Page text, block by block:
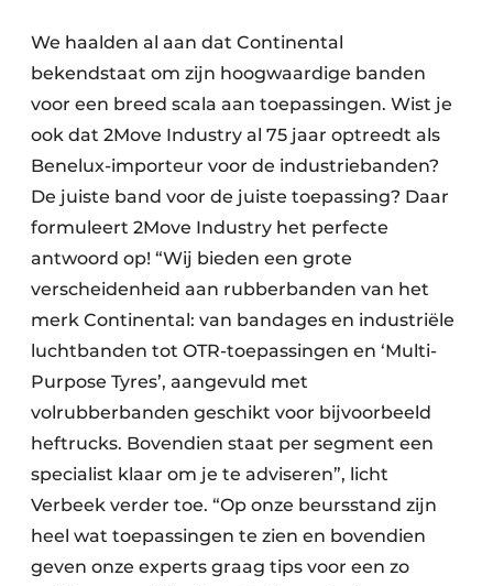
We haalden al aan dat Continental
bekendstaat om zijn hoogwaardige banden
voor een breed scala aan toepassingen. Wist je
ook dat 2Move Industry al 75 jaar optreedt als
Benelux-importeur voor de industriebanden?
De juiste band voor de juiste toepassing? Daar
formuleert 2Move Industry het perfecte
antwoord op! “Wij bieden een grote
verscheidenheid aan rubberbanden van het
merk Continental: van bandages en industriële
luchtbanden tot OTR-toepassingen en ‘Multi-
Purpose Tyres’, aangevuld met
volrubberbanden geschikt voor bijvoorbeeld
heftrucks. Bovendien staat per segment een
specialist klaar om je te adviseren”, licht
Verbeek verder toe. “Op onze beursstand zijn
heel wat toepassingen te zien en bovendien
geven onze experts graag tips voor een zo